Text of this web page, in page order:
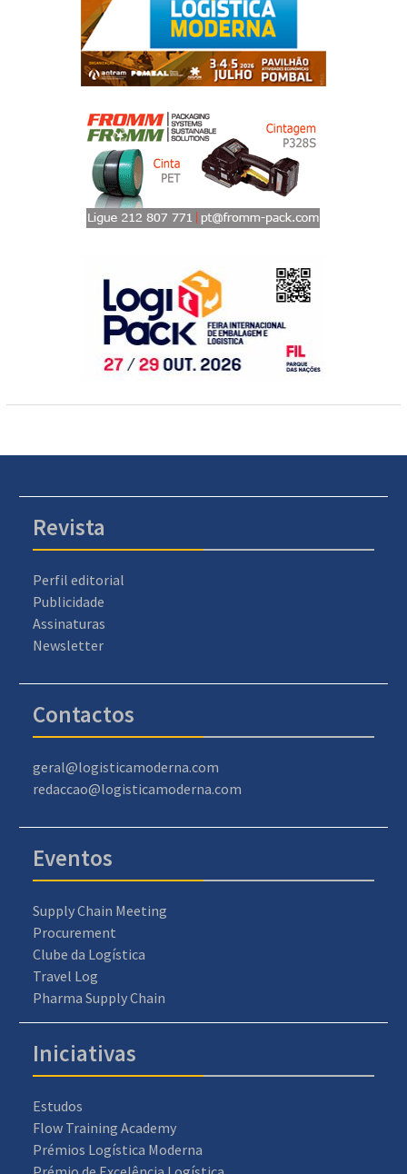
Revista
Perfil editorial
Publicidade
Assinaturas
Newsletter
Contactos
geral@logisticamoderna.com
redaccao@logisticamoderna.com
Eventos
Supply Chain Meeting
Procurement
Clube da Logística
Travel Log
Pharma Supply Chain
Iniciativas
Estudos
Flow Training Academy
Prémios Logística Moderna